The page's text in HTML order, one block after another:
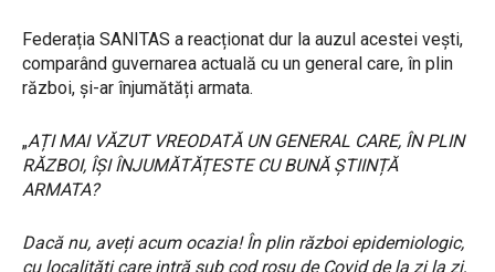
Federația SANITAS a reacționat dur la auzul acestei vești,
comparând guvernarea actuală cu un general care, în plin
război, și-ar înjumătăți armata.
„AȚI MAI VĂZUT VREODATĂ UN GENERAL CARE, ÎN PLIN
RĂZBOI, ÎȘI ÎNJUMĂTĂȚESTE CU BUNĂ ȘTIINȚĂ
ARMATA?
Dacă nu, aveți acum ocazia! În plin război epidemiologic,
cu localități care intră sub cod roșu de Covid de la zi la zi,